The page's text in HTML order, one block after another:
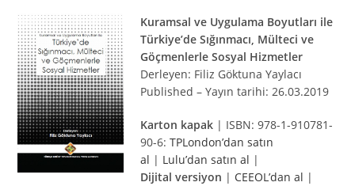
Kuramsal ve Uygulama Boyutları ile
Türkiye’de Sığınmacı, Mülteci ve
Göçmenlerle Sosyal Hizmetler
Derleyen: Filiz Göktuna Yaylacı
Published – Yayın tarihi: 26.03.2019
Karton kapak | ISBN: 978-1-910781-
90-6:TPLondon’dan satın
al | Lulu’dan satın al |
Dijital versiyon | CEEOL’dan al |